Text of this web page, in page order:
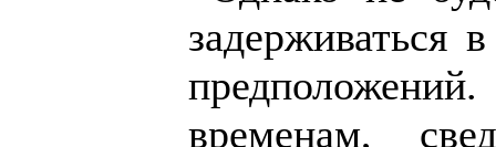
задерживаться
временам,